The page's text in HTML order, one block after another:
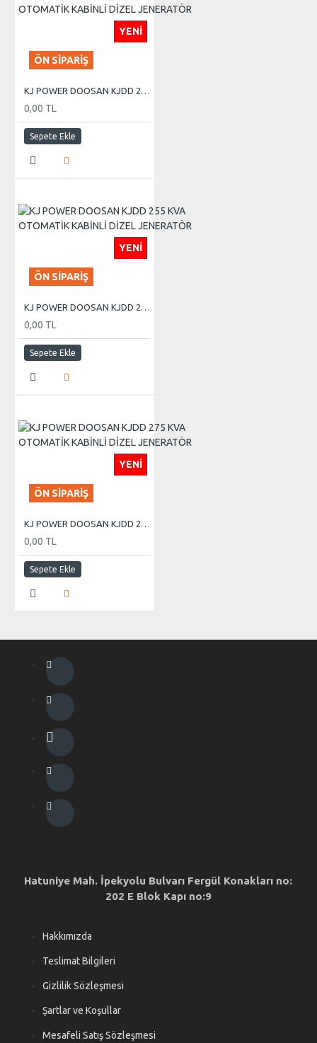
YENI
ÖN SIPARIŞ
KJ POWER DOOSAN KJDD 220 KVA OTOMATİK KABİNLİ DİZEL JENERATÖR
0,00 TL
Sepete Ekle
YENI
ÖN SIPARIŞ
KJ POWER DOOSAN KJDD 255 KVA OTOMATİK KABİNLİ DİZEL JENERATÖR
0,00 TL
Sepete Ekle
YENI
ÖN SIPARIŞ
KJ POWER DOOSAN KJDD 275 KVA OTOMATİK KABİNLİ DİZEL JENERATÖR
0,00 TL
Sepete Ekle
Hatuniye Mah. İpekyolu Bulvarı Fergül Konakları no:
202 E Blok Kapı no:9
Hakkımızda
Teslimat Bilgileri
Gizlilik Sözleşmesi
Şartlar ve Koşullar
Mesafeli Satış Sözleşmesi